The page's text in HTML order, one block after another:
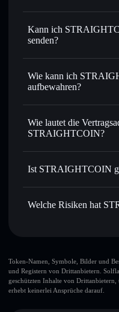
STRAIGHTCOIN
Sofort tauschen–
oder Tausende anderer
Zielkurs für NOTGAY
per
Privat senden–
öffentlich zu
Marktkapitalisierung
kontrollierst
Kann ich
senden?
Wie kann ich
aufbewahren?
Wie lautet die
STRAIGHTCOIN?
Ist STRAIGHTCOIN
STRAIGHTCOIN
Welche Risiken hat
begrenzte Liquidität
veränderbar
Token-Namen, Symbole, Bilder und
und Registern von Drittanbietern.
geschützten Inhalte von
erhebt keinerlei Ansprüche darauf.